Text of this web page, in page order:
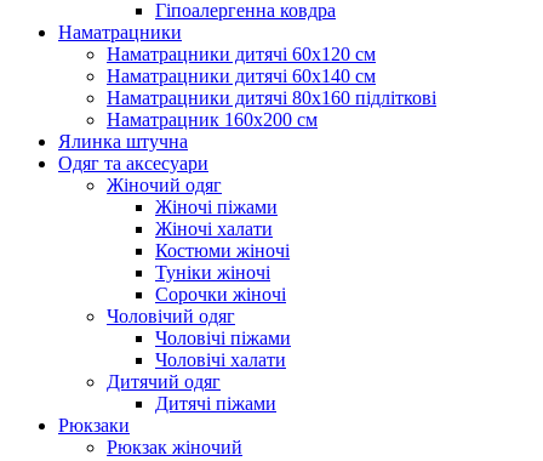
Гіпоалергенна ковдра
Наматрацники
Наматрацники дитячі 60х120 см
Наматрацники дитячі 60х140 см
Наматрацники дитячі 80х160 підліткові
Наматрацник 160х200 см
Ялинка штучна
Одяг та аксесуари
Жіночий одяг
Жіночі піжами
Жіночі халати
Костюми жіночі
Туніки жіночі
Сорочки жіночі
Чоловічий одяг
Чоловічі піжами
Чоловічі халати
Дитячий одяг
Дитячі піжами
Рюкзаки
Рюкзак жіночий